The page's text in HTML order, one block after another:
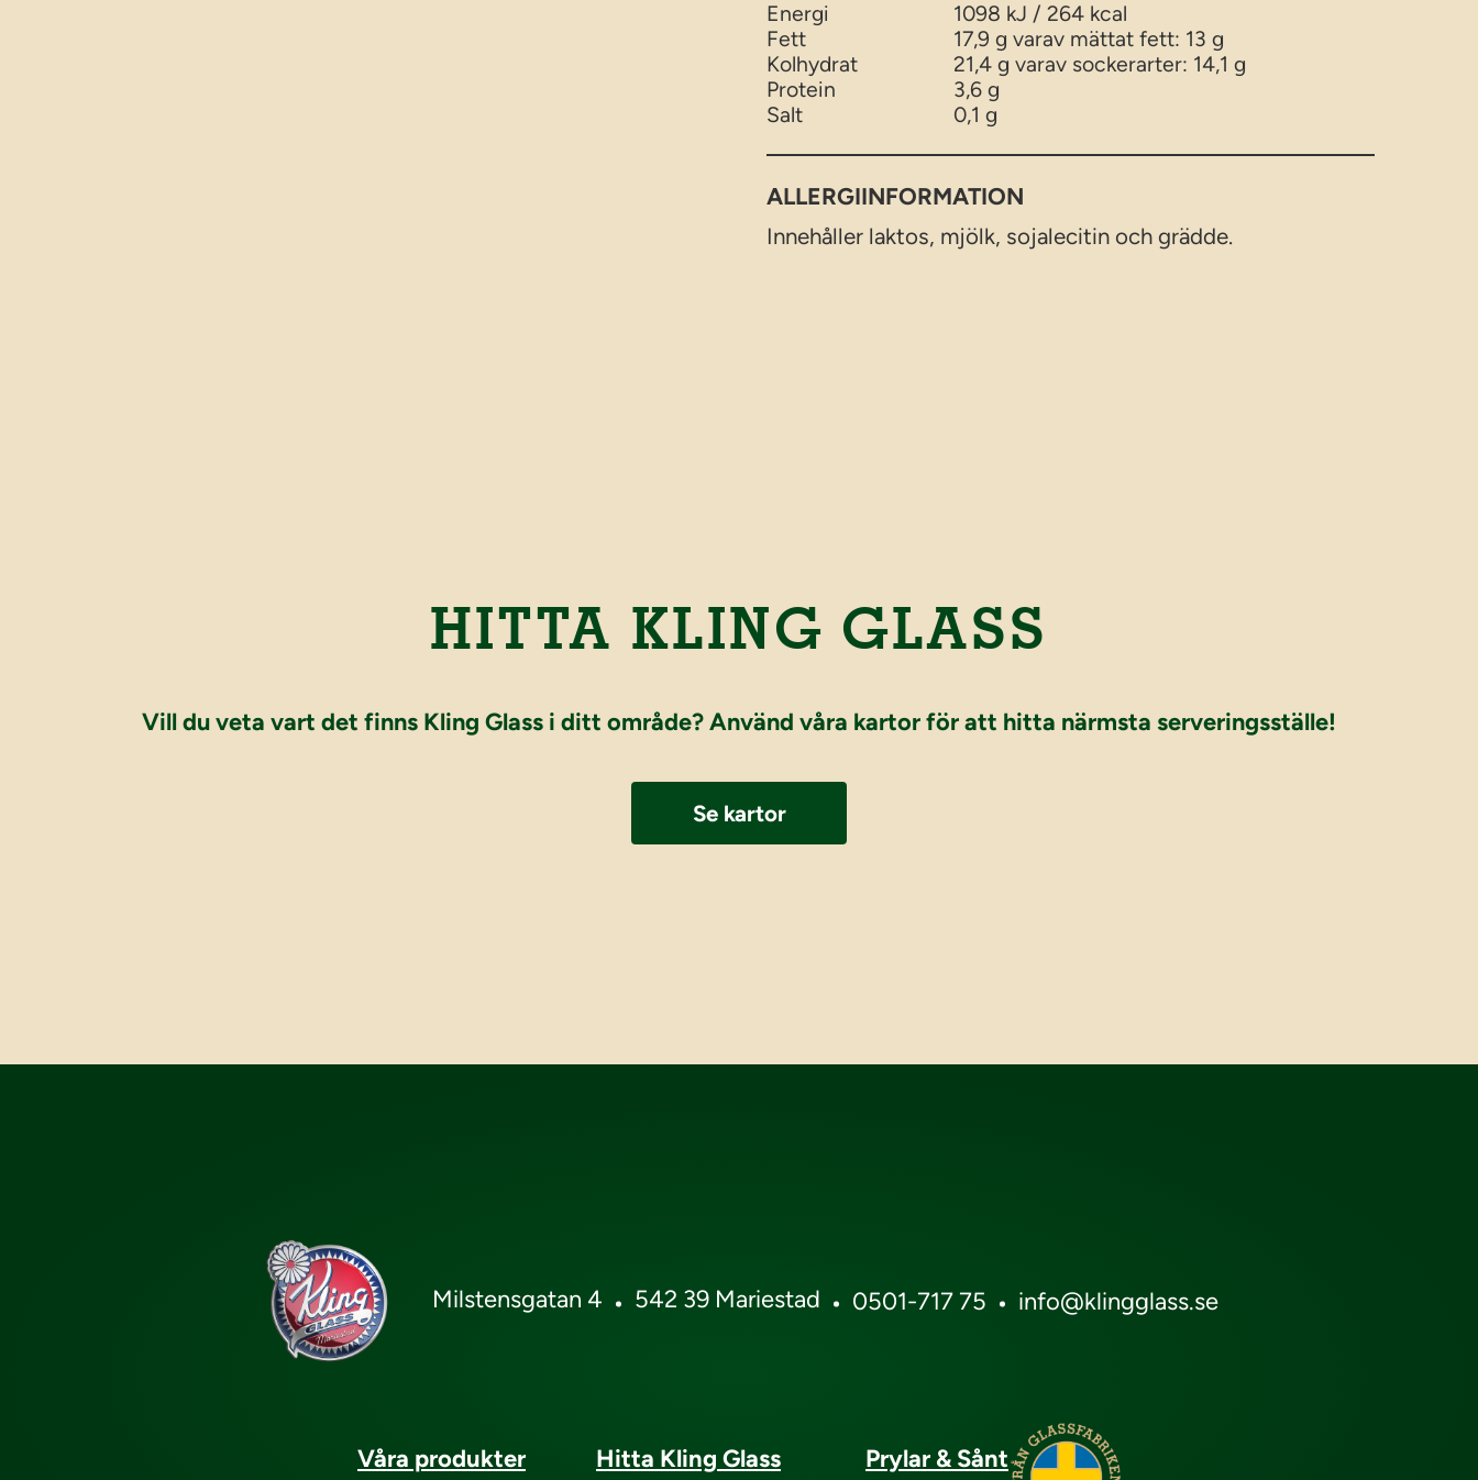
Energi
1098 kJ / 264 kcal
Fett
17,9 g varav mättat fett: 13 g
Kolhydrat
21,4 g varav sockerarter: 14,1 g
Protein
3,6 g
Salt
0,1 g
ALLERGIINFORMATION
Innehåller laktos, mjölk, sojalecitin och grädde.
HITTA KLING GLASS
Vill du veta vart det finns Kling Glass i ditt område? Använd våra kartor för att hitta närmsta serveringsställe!
Se kartor
Milstensgatan 4 542 39 Mariestad 0501-717 75 info@klingglass.se
Våra produkter Hitta Kling Glass
Prylar & Sånt